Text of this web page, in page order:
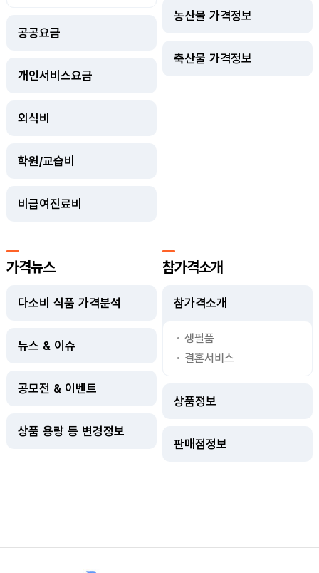
공공요금
개인서비스요금
외식비
학원/교습비
비급여진료비
농산물 가격정보
축산물 가격정보
가격뉴스
다소비 식품 가격분석
뉴스 & 이슈
공모전 & 이벤트
상품 용량 등 변경정보
참가격소개
참가격소개
생필품
결혼서비스
상품정보
판매점정보